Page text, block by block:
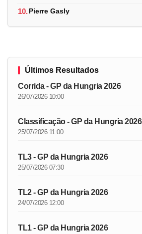
10.Pierre Gasly
Últimos Resultados
Corrida - GP da Hungria 2026
26/07/2026 10:00
Classificação - GP da Hungria 2026
25/07/2026 11:00
TL3 - GP da Hungria 2026
25/07/2026 07:30
TL2 - GP da Hungria 2026
24/07/2026 12:00
TL1 - GP da Hungria 2026